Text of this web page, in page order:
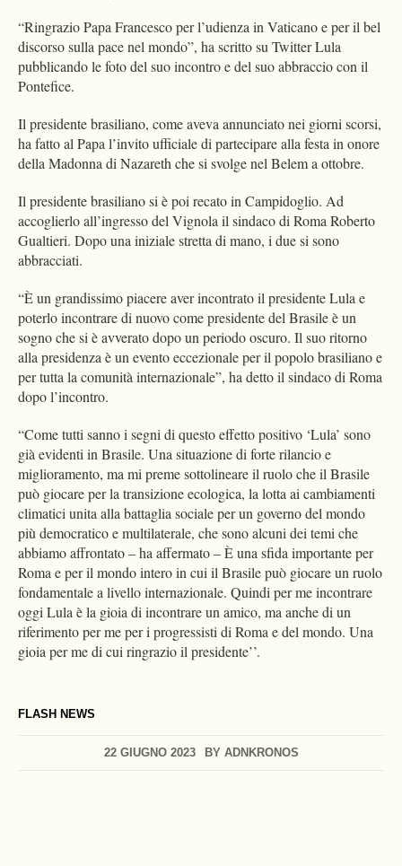
FLASH NEWS
22 GIUGNO 2023 BY ADNKRONOS
“Ringrazio Papa Francesco per l’udienza in Vaticano e per il bel
discorso sulla pace nel mondo”, ha scritto su Twitter Lula
pubblicando le foto del suo incontro e del suo abbraccio con il
Pontefice.
Il presidente brasiliano, come aveva annunciato nei giorni scorsi,
ha fatto al Papa l’invito ufficiale di partecipare alla festa in onore
della Madonna di Nazareth che si svolge nel Belem a ottobre.
Il presidente brasiliano si è poi recato in Campidoglio. Ad
accoglierlo all’ingresso del Vignola il sindaco di Roma Roberto
Gualtieri. Dopo una iniziale stretta di mano, i due si sono
abbracciati.
“È un grandissimo piacere aver incontrato il presidente Lula e
poterlo incontrare di nuovo come presidente del Brasile è un
sogno che si è avverato dopo un periodo oscuro. Il suo ritorno
alla presidenza è un evento eccezionale per il popolo brasiliano e
per tutta la comunità internazionale”, ha detto il sindaco di Roma
dopo l’incontro.
“Come tutti sanno i segni di questo effetto positivo ‘Lula’ sono
già evidenti in Brasile. Una situazione di forte rilancio e
miglioramento, ma mi preme sottolineare il ruolo che il Brasile
può giocare per la transizione ecologica, la lotta ai cambiamenti
climatici unita alla battaglia sociale per un governo del mondo
più democratico e multilaterale, che sono alcuni dei temi che
abbiamo affrontato – ha affermato – È una sfida importante per
Roma e per il mondo intero in cui il Brasile può giocare un ruolo
fondamentale a livello internazionale. Quindi per me incontrare
oggi Lula è la gioia di incontrare un amico, ma anche di un
riferimento per me per i progressisti di Roma e del mondo. Una
gioia per me di cui ringrazio il presidente’’.